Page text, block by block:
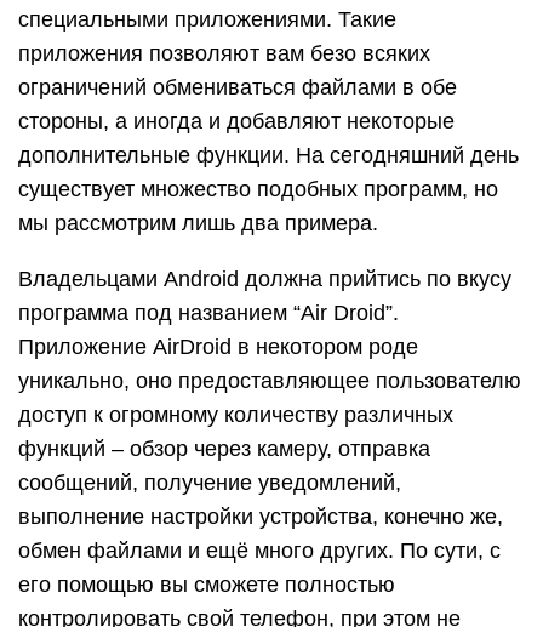
специальными приложениями. Такие
приложения позволяют вам безо всяких
ограничений обмениваться файлами в обе
стороны, а иногда и добавляют некоторые
дополнительные функции. На сегодняшний день
существует множество подобных программ, но
мы рассмотрим лишь два примера.
Владельцами Android должна прийтись по вкусу
программа под названием “Air Droid”.
Приложение AirDroid в некотором роде
уникально, оно предоставляющее пользователю
доступ к огромному количеству различных
функций – обзор через камеру, отправка
сообщений, получение уведомлений,
выполнение настройки устройства, конечно же,
обмен файлами и ещё много других. По сути, с
его помощью вы сможете полностью
контролировать свой телефон, при этом не